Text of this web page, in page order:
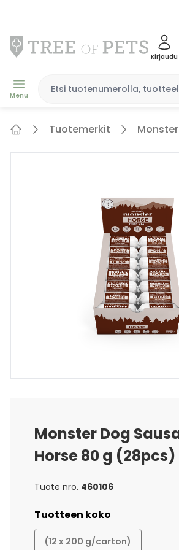
Menu
Kirjaudu
Tuotemerkit Monster
Monster Dog
Horse 80 g (28pcs)
Tuote nro. 460106
Tuotteen koko
(12 x 200 g/carton)